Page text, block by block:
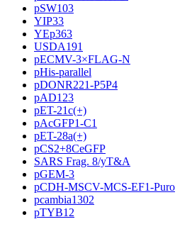
pSW103
YIP33
YEp363
USDA191
pECMV-3×FLAG-N
pHis-parallel
pDONR221-P5P4
pAD123
pET-21c(+)
pAcGFP1-C1
pET-28a(+)
pCS2+8CeGFP
SARS Frag. 8/yT&A
pGEM-3
pCDH-MSCV-MCS-EF1-Puro
pcambia1302
pTYB12